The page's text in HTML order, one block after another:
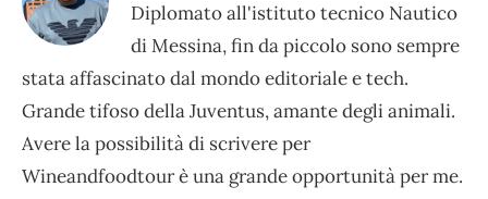
Diplomato all'istituto tecnico Nautico
di Messina, fin da piccolo sono sempre
stata affascinato dal mondo editoriale e tech.
Grande tifoso della Juventus, amante degli animali.
Avere la possibilità di scrivere per
Wineandfoodtour è una grande opportunità per me.